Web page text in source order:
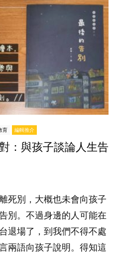
育 編輯推介
：與孩子談論人生告
死別，大概也未會向孩子
別。不過身邊的人可能在
退場了，到我們不得不處
兩語向孩子說明。得知這